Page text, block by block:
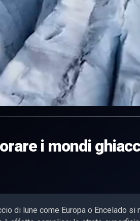
i mondi
di lune come Europa o Encelado